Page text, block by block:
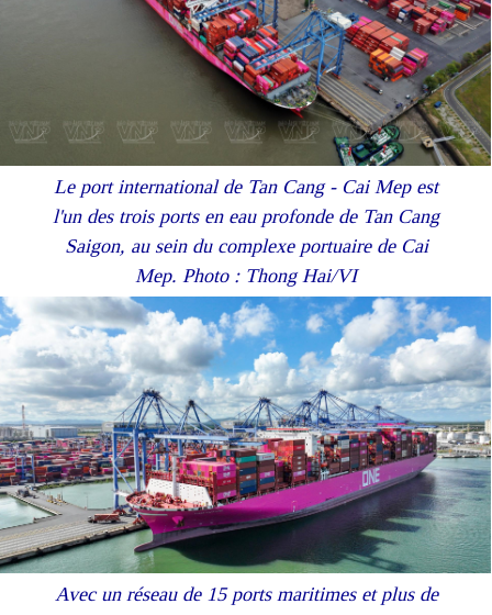
Le port international de Tan Cang - Cai Mep est
l'un des trois ports en eau profonde de Tan Cang
Saigon, au sein du complexe portuaire de Cai
Mep. Photo : Thong Hai/VI
Avec un réseau de 15 ports maritimes et plus de